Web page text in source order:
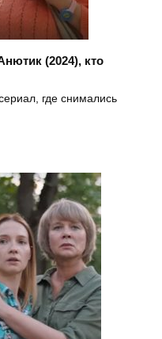
(2024), кто
где снимались